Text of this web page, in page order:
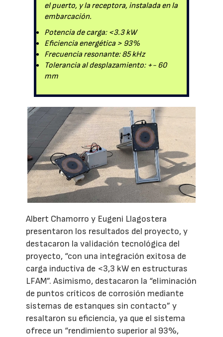
el puerto, y la receptora, instalada en la
embarcación.
Potencia de carga: <3.3 kW
Eficiencia energética > 93%
Frecuencia resonante: 85 kHz
Tolerancia al desplazamiento: +- 60
mm
Albert Chamorro y Eugeni Llagostera
presentaron los resultados del proyecto, y
destacaron la validación tecnológica del
proyecto, “con una integración exitosa de
carga inductiva de <3,3 kW en estructuras
LFAM”. Asimismo, destacaron la “eliminación
de puntos críticos de corrosión mediante
sistemas de estanques sin contacto” y
resaltaron su eficiencia, ya que el sistema
ofrece un “rendimiento superior al 93%,